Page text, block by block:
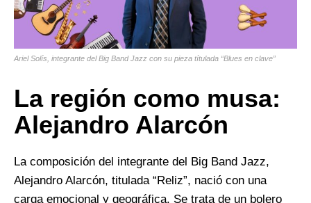
Ariel Solís, integrante del Big Band Jazz con su pieza títulada “Blues en clave”
La región como musa:
Alejandro Alarcón
La composición del integrante del Big Band Jazz,
Alejandro Alarcón, titulada “Reliz”, nació con una
carga emocional y geográfica. Se trata de un bolero